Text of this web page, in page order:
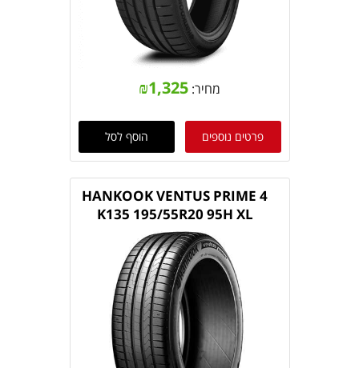
מחיר: ₪1,325
פרטים נוספים הוסף לסל
HANKOOK VENTUS PRIME 4
K135 195/55R20 95H XL